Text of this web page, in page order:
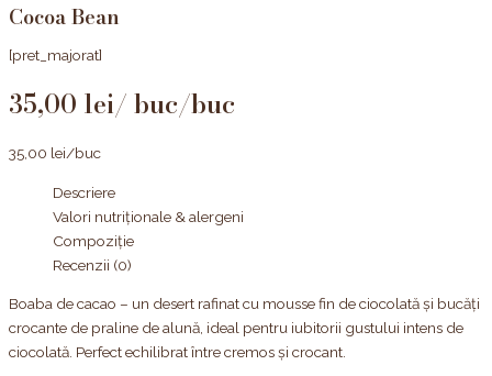
Cocoa Bean
[pret_majorat]
35,00 lei /buc
35,00 lei/buc
Descriere
Valori nutriționale & alergeni
Compoziție
Recenzii (0)
Boaba de cacao – un desert rafinat cu mousse fin de ciocolată și bucăți
crocante de praline de alună, ideal pentru iubitorii gustului intens de
ciocolată. Perfect echilibrat între cremos și crocant.